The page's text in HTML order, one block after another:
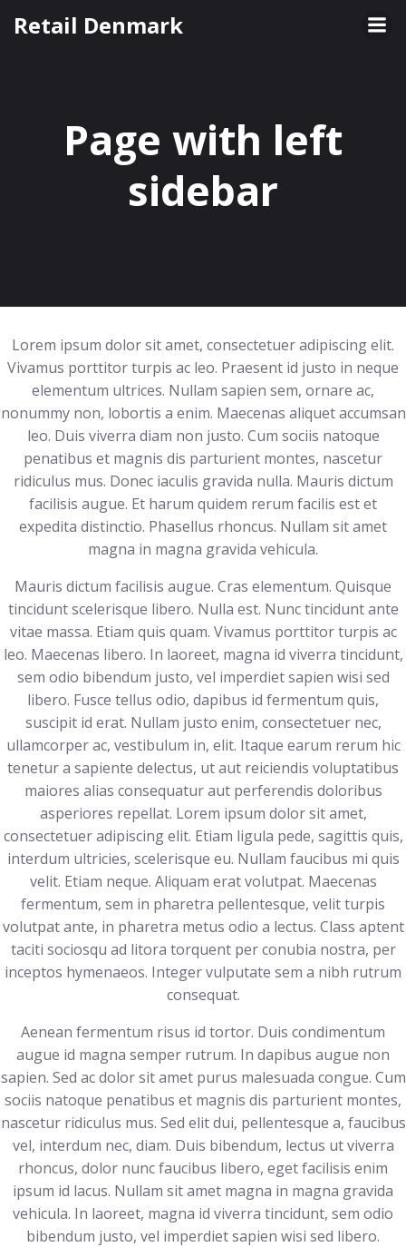
Retail Denmark
Page with left
sidebar
Lorem ipsum dolor sit amet, consectetuer adipiscing elit.
Vivamus porttitor turpis ac leo. Praesent id justo in neque
elementum ultrices. Nullam sapien sem, ornare ac,
nonummy non, lobortis a enim. Maecenas aliquet accumsan
leo. Duis viverra diam non justo. Cum sociis natoque
penatibus et magnis dis parturient montes, nascetur
ridiculus mus. Donec iaculis gravida nulla. Mauris dictum
facilisis augue. Et harum quidem rerum facilis est et
expedita distinctio. Phasellus rhoncus. Nullam sit amet
magna in magna gravida vehicula.
Mauris dictum facilisis augue. Cras elementum. Quisque
tincidunt scelerisque libero. Nulla est. Nunc tincidunt ante
vitae massa. Etiam quis quam. Vivamus porttitor turpis ac
leo. Maecenas libero. In laoreet, magna id viverra tincidunt,
sem odio bibendum justo, vel imperdiet sapien wisi sed
libero. Fusce tellus odio, dapibus id fermentum quis,
suscipit id erat. Nullam justo enim, consectetuer nec,
ullamcorper ac, vestibulum in, elit. Itaque earum rerum hic
tenetur a sapiente delectus, ut aut reiciendis voluptatibus
maiores alias consequatur aut perferendis doloribus
asperiores repellat. Lorem ipsum dolor sit amet,
consectetuer adipiscing elit. Etiam ligula pede, sagittis quis,
interdum ultricies, scelerisque eu. Nullam faucibus mi quis
velit. Etiam neque. Aliquam erat volutpat. Maecenas
fermentum, sem in pharetra pellentesque, velit turpis
volutpat ante, in pharetra metus odio a lectus. Class aptent
taciti sociosqu ad litora torquent per conubia nostra, per
inceptos hymenaeos. Integer vulputate sem a nibh rutrum
consequat.
Aenean fermentum risus id tortor. Duis condimentum
augue id magna semper rutrum. In dapibus augue non
sapien. Sed ac dolor sit amet purus malesuada congue. Cum
sociis natoque penatibus et magnis dis parturient montes,
nascetur ridiculus mus. Sed elit dui, pellentesque a, faucibus
vel, interdum nec, diam. Duis bibendum, lectus ut viverra
rhoncus, dolor nunc faucibus libero, eget facilisis enim
ipsum id lacus. Nullam sit amet magna in magna gravida
vehicula. In laoreet, magna id viverra tincidunt, sem odio
bibendum justo, vel imperdiet sapien wisi sed libero.